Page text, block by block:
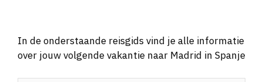
In de onderstaande reisgids vind je alle informatie
over jouw volgende vakantie naar Madrid in Spanje